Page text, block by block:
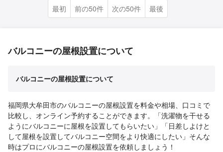
最初 前の50件 次の50件 最後
バルコニーの屋根設置について
バルコニーの屋根設置について
福岡県大牟田市のバルコニーの屋根設置を料金や相場、口コミで
比較し、オンライン予約することができます。「洗濯物を干せる
ようにバルコニーに屋根を設置してもらいたい」「日差しよけと
して屋根を設置してバルコニー空間をより快適にしたい」そんな
時はプロにバルコニーの屋根設置を依頼しましょう！